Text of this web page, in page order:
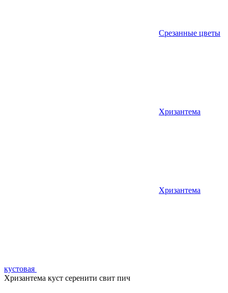
Срезанные цветы
Хризантема
Хризантема
кустовая
Хризантема куст серенити свит пич